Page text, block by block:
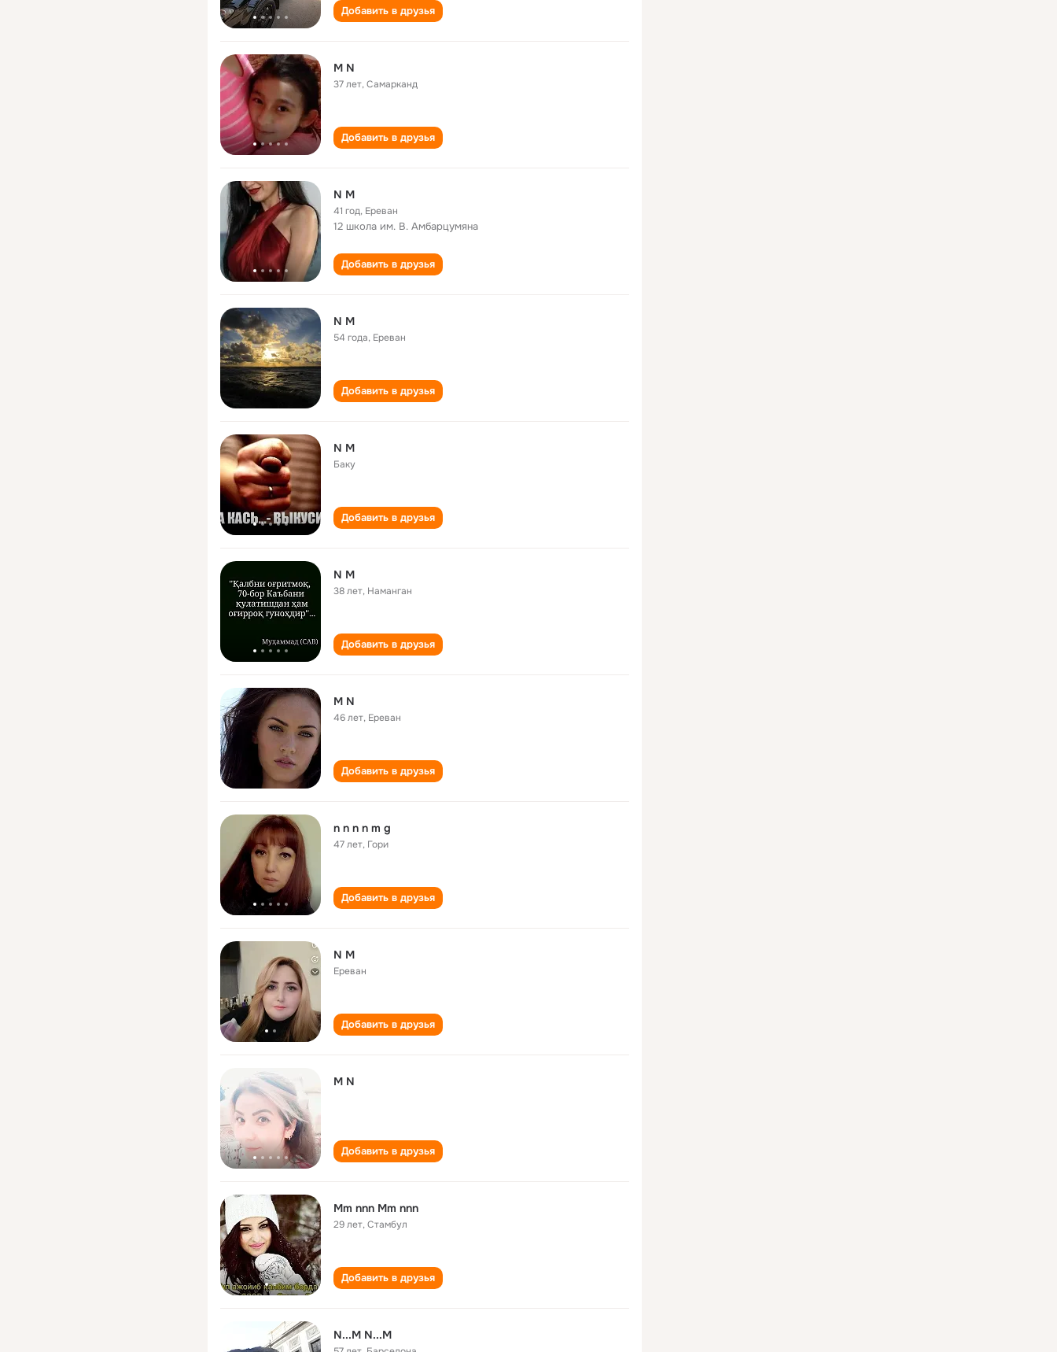
Добавить в друзья
M N
37 лет,Самарканд
Добавить в друзья
N M
41 год, Ереван
12 школа им. В. Амбарцумяна
Добавить в друзья
N M
54 года, Ереван
Добавить в друзья
N M
Баку
Добавить в друзья
N M
38 лет, Наманган
Добавить в друзья
M N
46 лет, Ереван
Добавить в друзья
n n n n m g
47 лет, Гори
Добавить в друзья
N M
Ереван
Добавить в друзья
M N
Добавить в друзья
Mm nnn Mm nnn
29 лет,Стамбул
Добавить в друзья
N...M N...M